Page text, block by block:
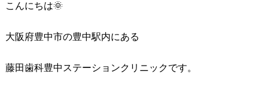
こんにちは🌞
大阪府豊中市の豊中駅内にある
藤田歯科豊中ステーションクリニックです。